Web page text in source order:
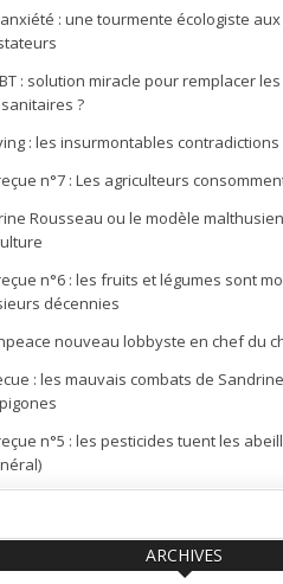
anxiété : une tourmente écologiste
: solution miracle pour remplacer
?
: les insurmontables contradictions
n°7 : Les agriculteurs
Rousseau ou le modèle
n°6 : les fruits et légumes sont
décennies
nouveau lobbyste en chef du
: les mauvais combats de
n°5 : les pesticides tuent les
ARCHIVES